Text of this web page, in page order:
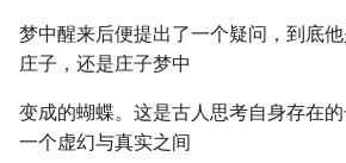
梦中醒来后便提出了一个疑问，到底
庄子，还是庄子梦中
变成的蝴蝶。这是古人思考自身存在
一个虚幻与真实之间